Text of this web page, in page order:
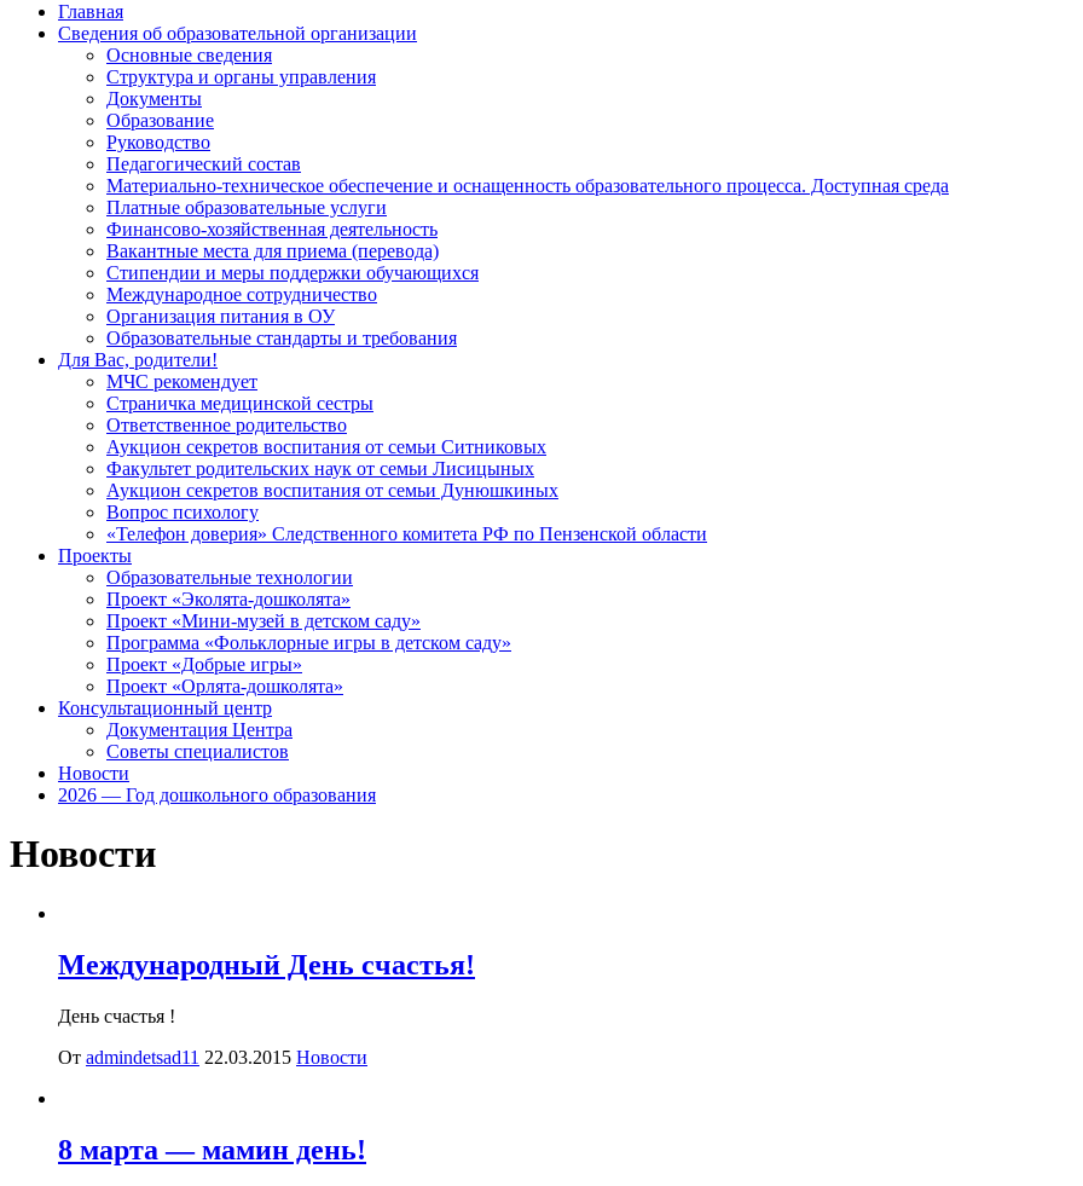
Главная
Сведения об образовательной организации
Основные сведения
Структура и органы управления
Документы
Образование
Руководство
Педагогический состав
Материально-техническое обеспечение и оснащенность образовательного процесса. Доступная среда
Платные образовательные услуги
Финансово-хозяйственная деятельность
Вакантные места для приема (перевода)
Стипендии и меры поддержки обучающихся
Международное сотрудничество
Организация питания в ОУ
Образовательные стандарты и требования
Для Вас, родители!
МЧС рекомендует
Страничка медицинской сестры
Ответственное родительство
Аукцион секретов воспитания от семьи Ситниковых
Факультет родительских наук от семьи Лисицыных
Аукцион секретов воспитания от семьи Дунюшкиных
Вопрос психологу
«Телефон доверия» Следственного комитета РФ по Пензенской области
Проекты
Образовательные технологии
Проект «Эколята-дошколята»
Проект «Мини-музей в детском саду»
Программа «Фольклорные игры в детском саду»
Проект «Добрые игры»
Проект «Орлята-дошколята»
Консультационный центр
Документация Центра
Советы специалистов
Новости
2026 — Год дошкольного образования
Новости
Международный День счастья!
День счастья !
От admindetsad11 22.03.2015 Новости
8 марта — мамин день!